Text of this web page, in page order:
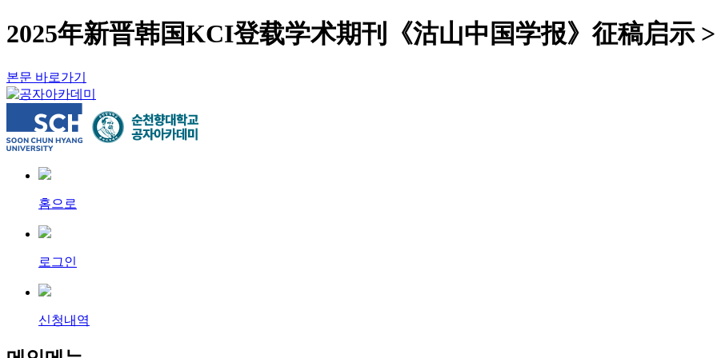
2025年新晋韩国KCI登载学术期刊《沽山中国学报》征稿启示
본문 바로가기
홈으로
로그인
신청내역